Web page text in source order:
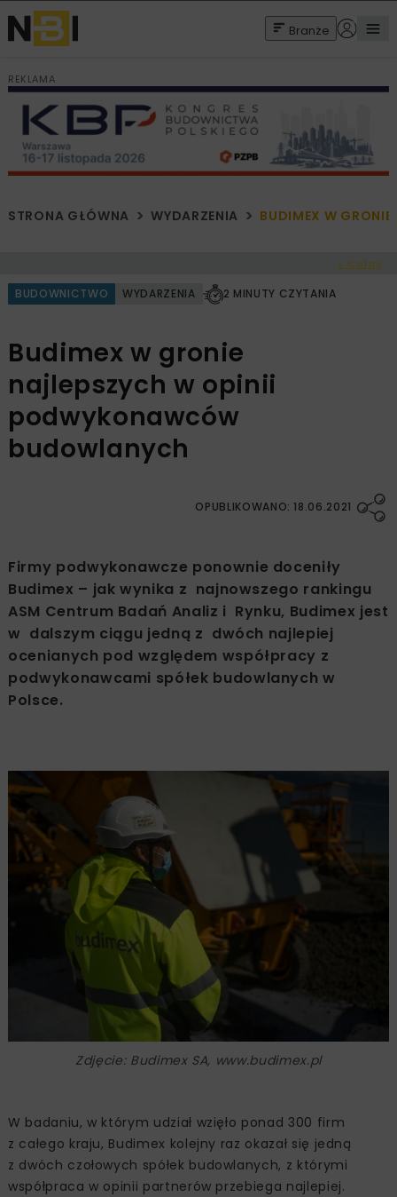
Branże
REKLAMA
STRONA GŁÓWNA WYDARZENIA BUDIMEX W
< Cofnij
BUDOWNICTWO WYDARZENIA 2 MINUTY CZYTANIA
Budimex w gronie
najlepszych w opinii
podwykonawców
budowlanych
OPUBLIKOWANO: 18.06.2021
Firmy podwykonawcze ponownie doceniły
Budimex – jak wynika z najnowszego rankingu
ASM Centrum Badań Analiz i Rynku, Budimex jest
w dalszym ciągu jedną z dwóch najlepiej
ocenianych pod względem współpracy z
podwykonawcami spółek budowlanych w
Polsce.
Zdjęcie: Budimex SA, www.budimex.pl
W badaniu, w którym udział wzięło ponad 300 firm
z całego kraju, Budimex kolejny raz okazał się jedną
z dwóch czołowych spółek budowlanych, z którymi
współpraca w opinii partnerów przebiega najlepiej.